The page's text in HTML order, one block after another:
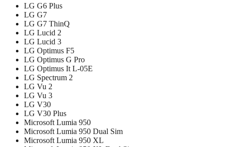
LG G6 Plus
LG G7
LG G7 ThinQ
LG Lucid 2
LG Lucid 3
LG Optimus F5
LG Optimus G Pro
LG Optimus It L-05E
LG Spectrum 2
LG Vu 2
LG Vu 3
LG V30
LG V30 Plus
Microsoft Lumia 950
Microsoft Lumia 950 Dual Sim
Microsoft Lumia 950 XL